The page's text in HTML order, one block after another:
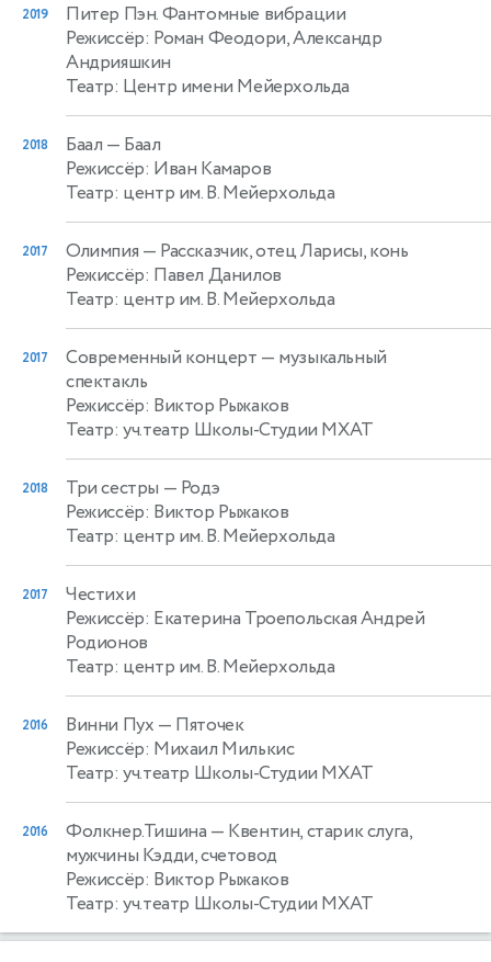
2019
Питер Пэн. Фантомные вибрации
Режиссёр: Роман Феодори, Александр
Андрияшкин
Театр: Центр имени Мейерхольда
2018 Баал — Баал
Режиссёр: Иван Камаров
Театр: центр им. В. Мейерхольда
2017 Олимпия — Рассказчик, отец Ларисы, конь
Режиссёр: Павел Данилов
Театр: центр им. В. Мейерхольда
2017 Современный концерт — музыкальный
спектакль
Режиссёр: Виктор Рыжаков
Театр: уч.театр Школы-Студии МХАТ
2018 Три сестры — Родэ
Режиссёр: Виктор Рыжаков
Театр: центр им. В. Мейерхольда
2017
Честихи
Режиссёр: Екатерина Троепольская Андрей
Родионов
Театр: центр им. В. Мейерхольда
2016 Винни Пух — Пяточек
Режиссёр: Михаил Милькис
Театр: уч.театр Школы-Студии МХАТ
2016 Фолкнер.Тишина — Квентин, старик слуга,
мужчины Кэдди, счетовод
Режиссёр: Виктор Рыжаков
Театр: уч.театр Школы-Студии МХАТ